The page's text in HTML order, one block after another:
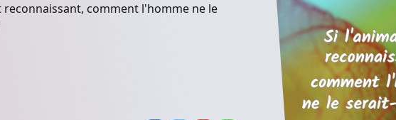
reconnaissant, comment l'homme ne le